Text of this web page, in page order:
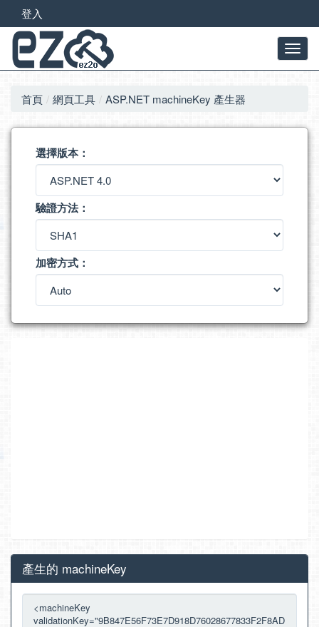
登入
首頁 網頁工具 ASP.NET machineKey 產生器
選擇版本：
驗證方法：
加密方式：
產生的 machineKey